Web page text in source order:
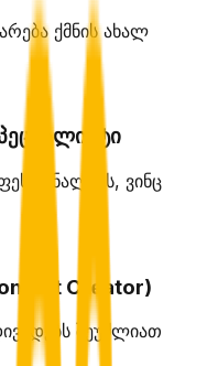
ქმნის ახალ
ვინც
Creator)
შეუძლიათ